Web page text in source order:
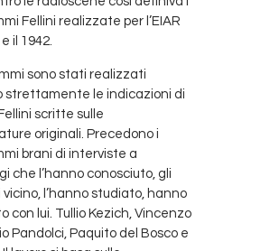
Fellini realizzate per l’EIAR
il 1942.
sono stati realizzati
strettamente le indicazioni di
scritte sulle
originali. Precedono i
brani di interviste a
che l’hanno conosciuto, gli
l’hanno studiato, hanno
con lui. Tullio Kezich, Vincenzo
Pandolci, Paquito del Bosco e